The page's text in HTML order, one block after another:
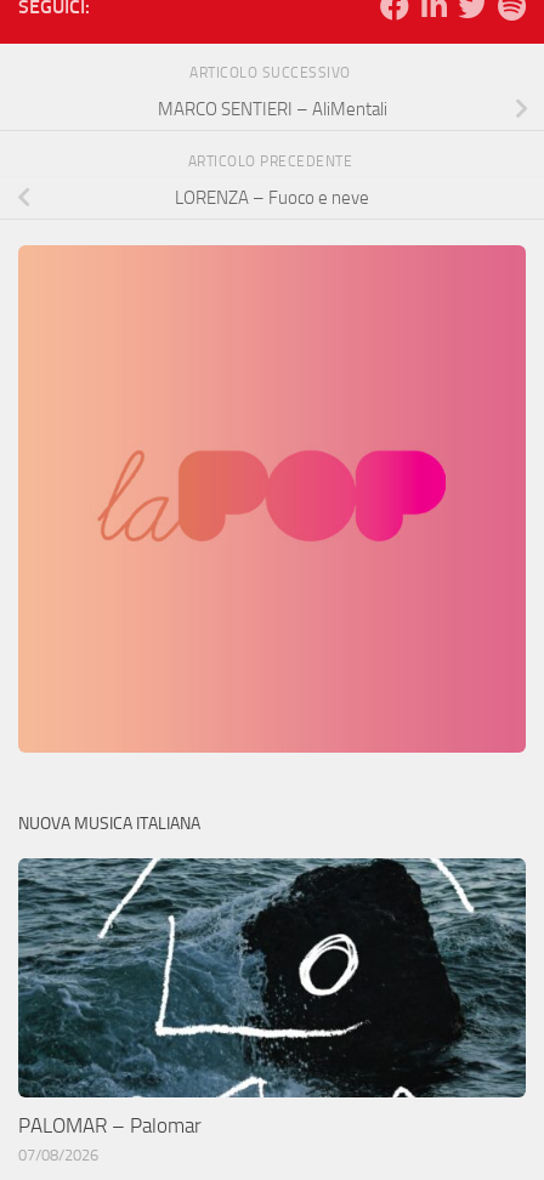
SEGUICI:
ARTICOLO SUCCESSIVO
MARCO SENTIERI – AliMentali
ARTICOLO PRECEDENTE
LORENZA – Fuoco e neve
NUOVA MUSICA ITALIANA
PALOMAR – Palomar
07/08/2026